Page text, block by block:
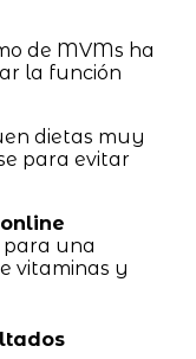
de MVMs ha
la función
dietas muy
para evitar
una
vitaminas y